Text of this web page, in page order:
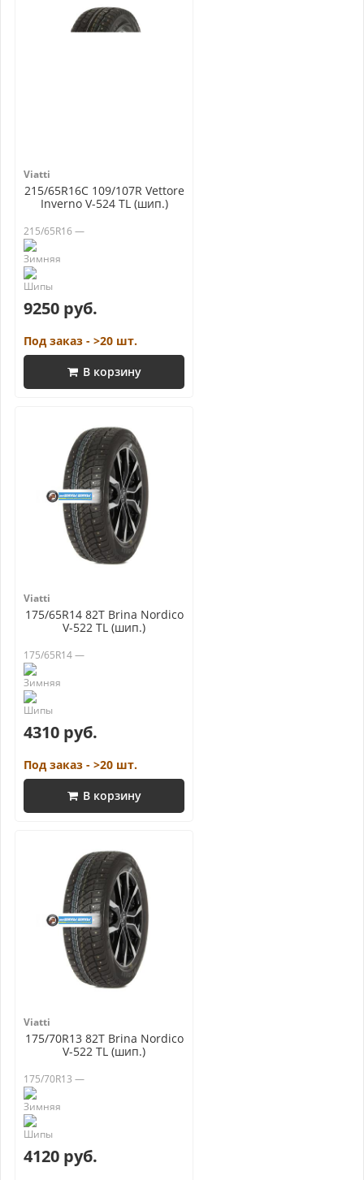
Viatti
215/65R16C 109/107R Vettore
Inverno V-524 TL (шип.)
215/65R16 —
9250 руб.
Под заказ - >20 шт.
В корзину
Viatti
175/65R14 82T Brina Nordico
V-522 TL (шип.)
175/65R14 —
4310 руб.
Под заказ - >20 шт.
В корзину
Viatti
175/70R13 82T Brina Nordico
V-522 TL (шип.)
175/70R13 —
4120 руб.